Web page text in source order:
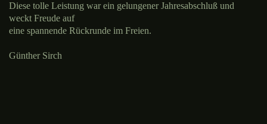
Diese tolle Leistung war ein gelungener Jahresabschluß und
weckt Freude auf
eine spannende Rückrunde im Freien.
Günther Sirch